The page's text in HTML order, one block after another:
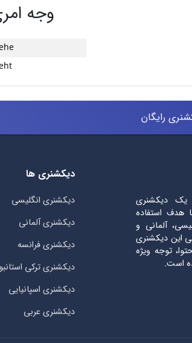
وجه
رایگان
یک دیکشنری
هدف استفاده
آلمانی و
این دیکشنری
توجه ویژه
است.
دیکشنری ها
دیکشنری انگلیسی
دیکشنری آلمانی
دیکشنری فرانسه
دیکشنری ترکی
دیکشنری اسپانیایی
دیکشنری عربی